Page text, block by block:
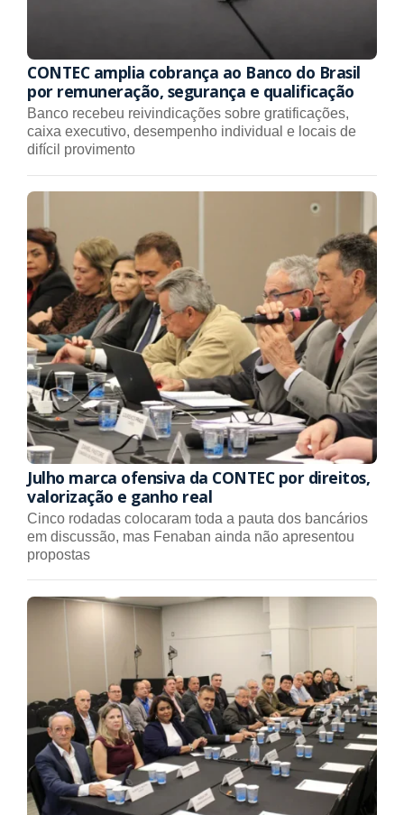
CONTEC amplia cobrança ao Banco do Brasil
por remuneração, segurança e qualificação
Banco recebeu reivindicações sobre gratificações,
caixa executivo, desempenho individual e locais de
difícil provimento
Julho marca ofensiva da CONTEC por direitos,
valorização e ganho real
Cinco rodadas colocaram toda a pauta dos bancários
em discussão, mas Fenaban ainda não apresentou
propostas